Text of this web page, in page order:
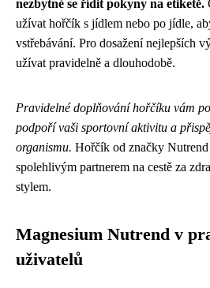
nezbytné se řídit pokyny na etiketě.
užívat hořčík s jídlem nebo po jídle,
vstřebávání. Pro dosažení nejlepších
užívat pravidelně a dlouhodobě.
Pravidelné doplňování hořčíku vám
podpoří vaši sportovní aktivitu a
organismu. Hořčík od značky Nutrend
spolehlivým partnerem na cestě za
stylem.
Magnesium Nutrend v
uživatelů